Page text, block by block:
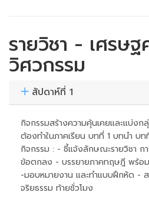
รายวิชา - เศรษ
วิศวกรรม
สัปดาห์ที่ 1
กิจกรรมสร้างความคุ้นเคยและแบ่งก
ต้องทำในภาคเรียน บทที่ 1 บทนำ บ
กิจกรรม : - ชี้แจ้งลักษณะรายวิชา ก
ข้อตกลง - บรรยายภาคทฤษฎี พร้อ
-มอบหมายงาน และทำแบบฝึกหัด -
จริยธรรม ท้ายชั่วโมง